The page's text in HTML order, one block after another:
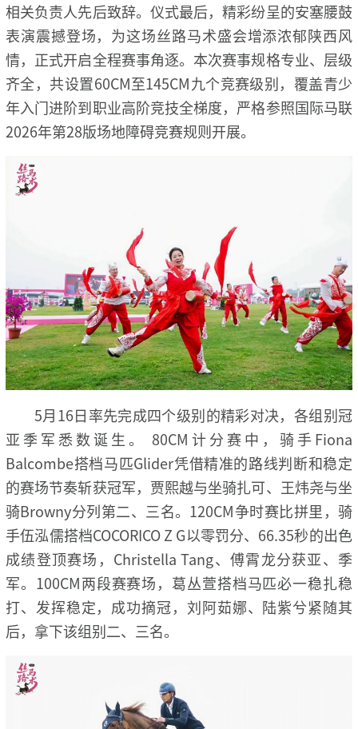
相关负责人先后致辞。仪式最后，精彩纷呈的安塞腰鼓
表演震撼登场，为这场丝路马术盛会增添浓郁陕西风
情，正式开启全程赛事角逐。本次赛事规格专业、层级
齐全，共设置60CM至145CM九个竞赛级别，覆盖青少
年入门进阶到职业高阶竞技全梯度，严格参照国际马联
2026年第28版场地障碍竞赛规则开展。
5月16日率先完成四个级别的精彩对决，各组别冠
亚季军悉数诞生。 80CM计分赛中，骑手Fiona
Balcombe搭档马匹Glider凭借精准的路线判断和稳定
的赛场节奏斩获冠军，贾熙越与坐骑扎可、王炜尧与坐
骑Browny分列第二、三名。120CM争时赛比拼里，骑
手伍泓儒搭档COCORICO Z G以零罚分、66.35秒的出色
成绩登顶赛场，Christella Tang、傅霄龙分获亚、季
军。100CM两段赛赛场，葛丛萱搭档马匹必一稳扎稳
打、发挥稳定，成功摘冠，刘阿茹娜、陆紫兮紧随其
后，拿下该组别二、三名。